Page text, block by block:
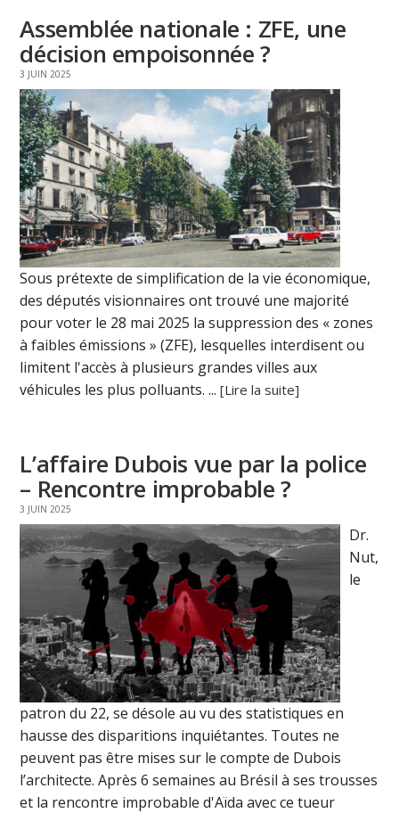
Assemblée nationale : ZFE, une
décision empoisonnée ?
3 JUIN 2025
Sous prétexte de simplification de la vie économique,
des députés visionnaires ont trouvé une majorité
pour voter le 28 mai 2025 la suppression des « zones
à faibles émissions » (ZFE), lesquelles interdisent ou
limitent l'accès à plusieurs grandes villes aux
véhicules les plus polluants. ...[Lire la suite]
L’affaire Dubois vue par la police
– Rencontre improbable ?
3 JUIN 2025
Dr.
Nut,
le
patron du 22, se désole au vu des statistiques en
hausse des disparitions inquiétantes. Toutes ne
peuvent pas être mises sur le compte de Dubois
l’architecte. Après 6 semaines au Brésil à ses trousses
et la rencontre improbable d'Aïda avec ce tueur